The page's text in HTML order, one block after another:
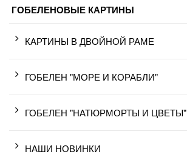
ГОБЕЛЕНОВЫЕ КАРТИНЫ
КАРТИНЫ В ДВОЙНОЙ РАМЕ
ГОБЕЛЕН "МОРЕ И КОРАБЛИ"
ГОБЕЛЕН "НАТЮРМОРТЫ И ЦВЕТЫ"
НАШИ НОВИНКИ